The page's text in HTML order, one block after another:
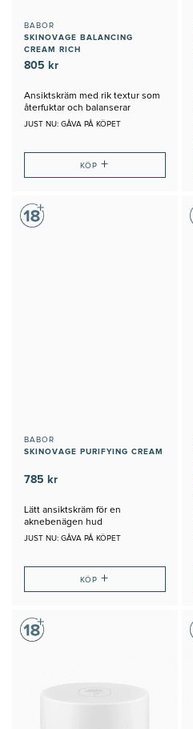
BABOR
SKINOVAGE BALANCING
CREAM RICH
805 kr
Ansiktskräm med rik textur som
återfuktar och balanserar
JUST NU: GÅVA PÅ KÖPET
KÖP+
BABOR
SKINOVAGE PURIFYING CREAM
785 kr
Lätt ansiktskräm för en
aknebenägen hud
JUST NU: GÅVA PÅ KÖPET
KÖP+